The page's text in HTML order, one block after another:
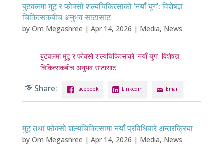
बुटवलमा मुटु र फोक्सो शल्यचिकित्साको ‘नयाँ युग’: विशेषज्ञ
चिकित्सकबीच अनुभव साटासाट
by Om Megashree | Apr 14, 2026 | Media, News
बुटवलमा मुटु र फोक्सो शल्यचिकित्साको ‘नयाँ युग’: विशेषज्ञ
चिकित्सकबीच अनुभव साटासाट
Share: Facebook Linkedin Email
मुटु तथा फोक्सो शल्यचिकित्सामा नयाँ प्रविधिबारे अन्तरक्रिया
by Om Megashree | Apr 14, 2026 | Media, News